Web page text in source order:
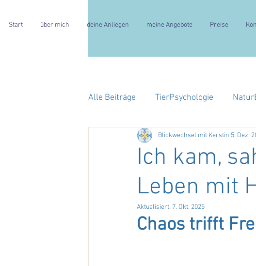
Start über mich deine Anliegen meine Angebote Preise
Alle Beiträge TierPsychologie
HochSensibilität
Ich kam,
Leben mit
Blickwechsel mit Kerstin 5. Dez.
Aktualisiert: 7. Okt. 2025
Chaos trifft